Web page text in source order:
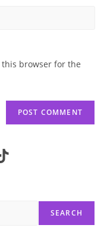
this browser for the
SEARCH